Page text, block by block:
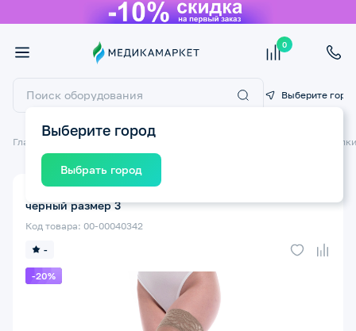
0
Выберите город
Выберите город
Выбрать город
Главная Компрессионный трикотаж
-20%
-
Код товара: 00-00040342
черный размер 3